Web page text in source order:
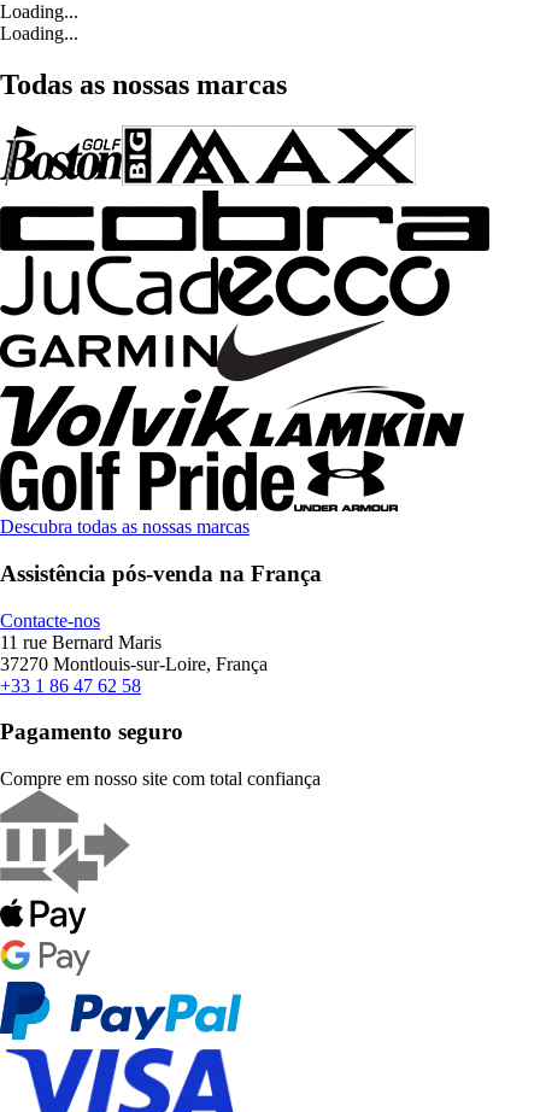
Loading...
Loading...
Todas as nossas marcas
Descubra todas as nossas marcas
Assistência pós-venda na França
Contacte-nos
11 rue Bernard Maris
37270 Montlouis-sur-Loire, França
+33 1 86 47 62 58
Pagamento seguro
Compre em nosso site com total confiança